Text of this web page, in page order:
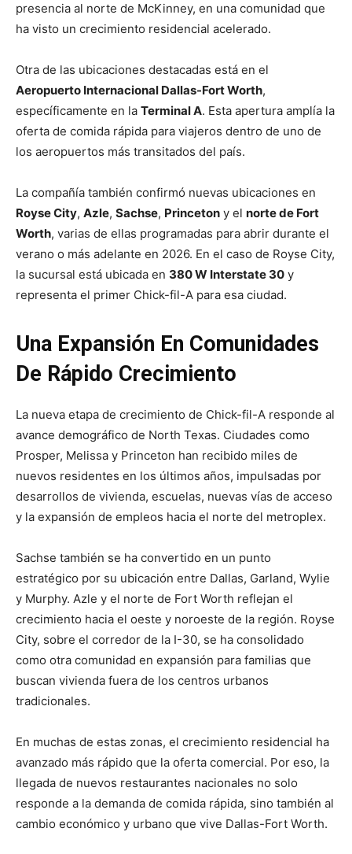
presencia al norte de McKinney, en una comunidad que
ha visto un crecimiento residencial acelerado.
Otra de las ubicaciones destacadas está en el
Aeropuerto Internacional Dallas-Fort Worth,
específicamente en la Terminal A. Esta apertura amplía la
oferta de comida rápida para viajeros dentro de uno de
los aeropuertos más transitados del país.
La compañía también confirmó nuevas ubicaciones en
Royse City, Azle, Sachse, Princeton y el norte de Fort
Worth, varias de ellas programadas para abrir durante el
verano o más adelante en 2026. En el caso de Royse City,
la sucursal está ubicada en 380 W Interstate 30 y
representa el primer Chick-fil-A para esa ciudad.
Una Expansión En Comunidades
De Rápido Crecimiento
La nueva etapa de crecimiento de Chick-fil-A responde al
avance demográfico de North Texas. Ciudades como
Prosper, Melissa y Princeton han recibido miles de
nuevos residentes en los últimos años, impulsadas por
desarrollos de vivienda, escuelas, nuevas vías de acceso
y la expansión de empleos hacia el norte del metroplex.
Sachse también se ha convertido en un punto
estratégico por su ubicación entre Dallas, Garland, Wylie
y Murphy. Azle y el norte de Fort Worth reflejan el
crecimiento hacia el oeste y noroeste de la región. Royse
City, sobre el corredor de la I-30, se ha consolidado
como otra comunidad en expansión para familias que
buscan vivienda fuera de los centros urbanos
tradicionales.
En muchas de estas zonas, el crecimiento residencial ha
avanzado más rápido que la oferta comercial. Por eso, la
llegada de nuevos restaurantes nacionales no solo
responde a la demanda de comida rápida, sino también al
cambio económico y urbano que vive Dallas-Fort Worth.